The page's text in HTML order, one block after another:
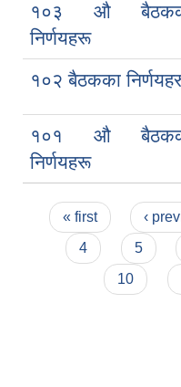
१०३ औ
निर्णयहरू
१०२ बैठकका
१०१ औ
निर्णयहरू
Pages
« first ‹
4
5
10